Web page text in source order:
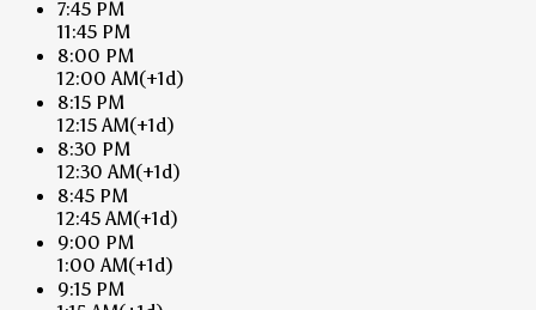
7:45 PM
11:45 PM
8:00 PM
12:00 AM(+1d)
8:15 PM
12:15 AM(+1d)
8:30 PM
12:30 AM(+1d)
8:45 PM
12:45 AM(+1d)
9:00 PM
1:00 AM(+1d)
9:15 PM